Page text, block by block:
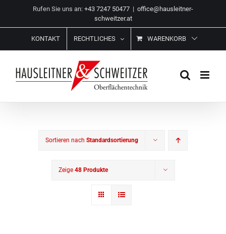
springen
Rufen Sie uns an: +43 7247 50477 | office@hausleitner-
schweitzer.at
KONTAKT RECHTLICHES WARENKORB
Sortieren nach Standardsortierung
Zeige 48 Produkte